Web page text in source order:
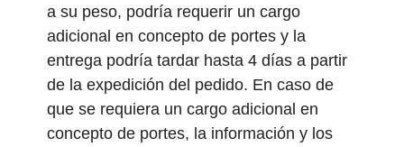
a su peso, podría requerir un cargo
adicional en concepto de portes y la
entrega podría tardar hasta 4 días a partir
de la expedición del pedido. En caso de
que se requiera un cargo adicional en
concepto de portes, la información y los